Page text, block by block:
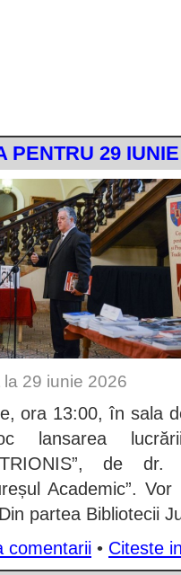
PENTRU 29
la 29 iunie 2026
ora 13:00, în sala
lansarea lucrării
de
Academic”.
partea Bibliotecii
comentarii • Citeste